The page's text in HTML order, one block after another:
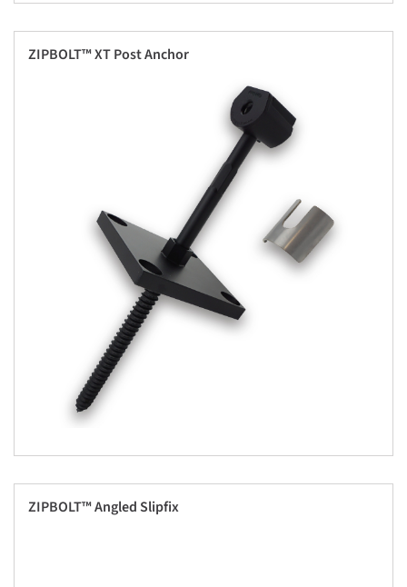
ZIPBOLT™ XT Post Anchor
ZIPBOLT™ Angled Slipfix